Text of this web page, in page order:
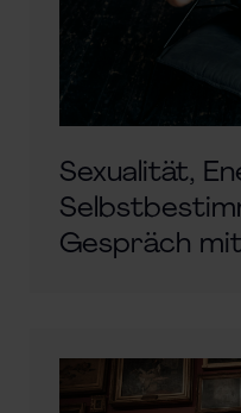
Sexualität,
Gespräch mit